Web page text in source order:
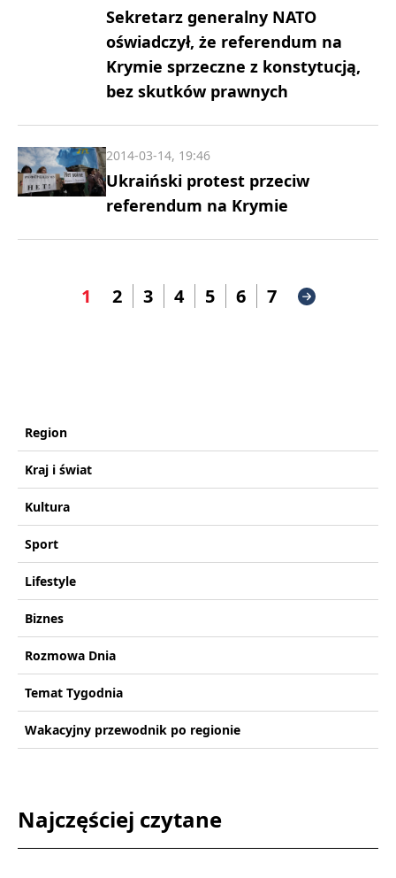
Sekretarz generalny NATO
oświadczył, że referendum na
Krymie sprzeczne z konstytucją,
bez skutków prawnych
Ukraiński protest przeciw
referendum na Krymie
2014-03-14, 19:46
1 2 3 4 5 6 7
Region
Kraj i świat
Kultura
Sport
Lifestyle
Biznes
Rozmowa Dnia
Temat Tygodnia
Wakacyjny przewodnik po regionie
Najczęściej czytane